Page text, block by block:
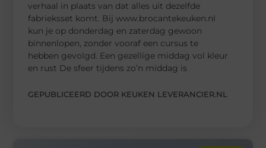
verhaal in plaats van dat alles uit dezelfde
fabrieksset komt. Bij www.brocantekeuken.nl
kun je op donderdag en zaterdag gewoon
binnenlopen, zonder vooraf een cursus te
hebben gevolgd. Een gezellige middag vol kleur
en rust De sfeer tijdens zo’n middag is
GEPUBLICEERD DOOR KEUKEN LEVERANCIER.NL